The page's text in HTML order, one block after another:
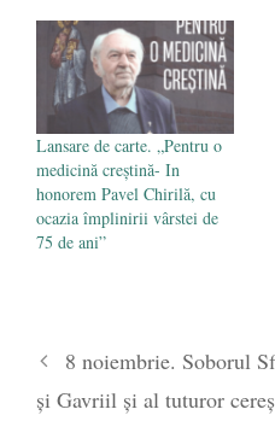
Lansare de carte. „Pentru o
medicină creștină- In
honorem Pavel Chirilă, cu
ocazia împlinirii vârstei de
75 de ani”
8 noiembrie. Soborul
şi Gavriil şi al tuturor